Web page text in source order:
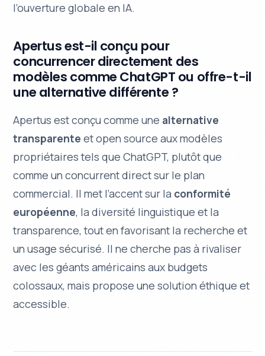
l’ouverture globale en IA.
Apertus est-il conçu pour
concurrencer directement des
modèles comme ChatGPT ou offre-t-il
une alternative différente ?
Apertus est conçu comme une alternative
transparente et open source aux modèles
propriétaires tels que ChatGPT, plutôt que
comme un concurrent direct sur le plan
commercial. Il met l’accent sur la conformité
européenne, la diversité linguistique et la
transparence, tout en favorisant la recherche et
un usage sécurisé. Il ne cherche pas à rivaliser
avec les géants américains aux budgets
colossaux, mais propose une solution éthique et
accessible.